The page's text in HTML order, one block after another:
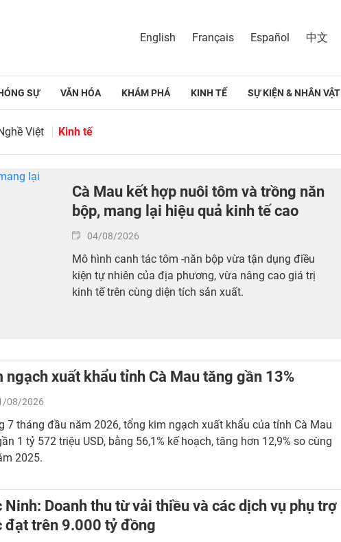
English Français Español 中文
SỰ VĂN HÓA KHÁM PHÁ KINH TẾ SỰ KIỆN & NHÂN VẬT
Việt Kinh tế
Cà Mau kết hợp nuôi tôm và trồng năn
bộp, mang lại hiệu quả kinh tế cao
04/08/2026
Mô hình canh tác tôm -năn bộp vừa tận dụng điều
kiện tự nhiên của địa phương, vừa nâng cao giá trị
kinh tế trên cùng diện tích sản xuất.
ngạch xuất khẩu tỉnh Cà Mau tăng gần 13%
08/2026
7 tháng đầu năm 2026, tổng kim ngạch xuất khẩu của tỉnh Cà Mau
1 tỷ 572 triệu USD, bằng 56,1% kế hoạch, tăng hơn 12,9% so cùng
2025.
Ninh: Doanh thu từ vải thiều và các dịch vụ phụ trợ
đạt trên 9.000 tỷ đồng